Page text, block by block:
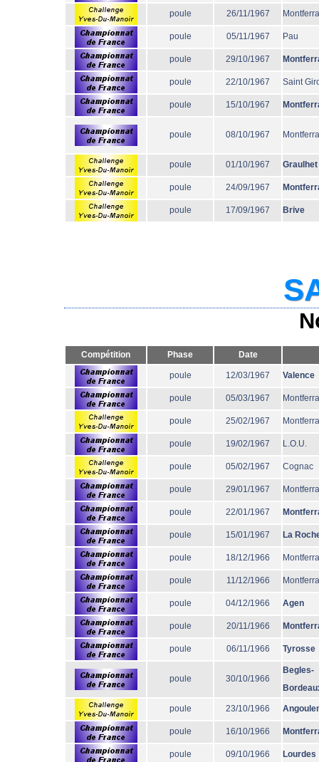
poule 26/11/1967
poule 05/11/1967 Pau
poule 29/10/1967
poule 22/10/1967 Saint
poule 15/10/1967
poule 08/10/1967
poule 01/10/1967 Graulhet
poule 24/09/1967
poule 17/09/1967 Brive
Compétition Phase Date
poule 12/03/1967 Valence
poule 05/03/1967
poule 25/02/1967
poule 19/02/1967 L.O.U.
poule 05/02/1967 Cognac
poule 29/01/1967
poule 22/01/1967
poule 15/01/1967 La
poule 18/12/1966
poule 11/12/1966
poule 04/12/1966 Agen
poule 20/11/1966
poule 06/11/1966 Tyrosse
poule 30/10/1966
Begles-
poule 23/10/1966
poule 16/10/1966
poule 09/10/1966 Lourdes